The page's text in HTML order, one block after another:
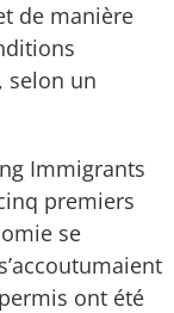
de manière
selon un
Immigrants
premiers
se
ont été